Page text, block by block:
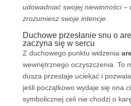
udowadniać swojej niewinności –
zrozumiesz swoje intencje.
Duchowe przesłanie snu o
zaczyna się w sercu
Z duchowego punktu widzenia
wewnętrznego oczyszczenia. To
dusza przestaje uciekać i
jeśli początkowo wydaje się ona
symbolicznej celi nie chodzi o